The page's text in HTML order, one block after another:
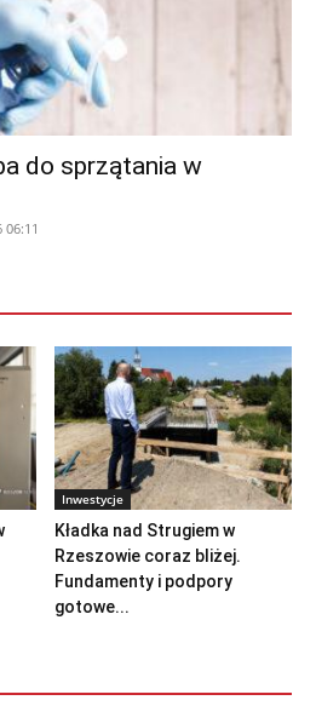
do sprzątania w
Inwestycje
Kładka nad Strugiem w
Rzeszowie coraz bliżej.
Fundamenty i podpory
gotowe...